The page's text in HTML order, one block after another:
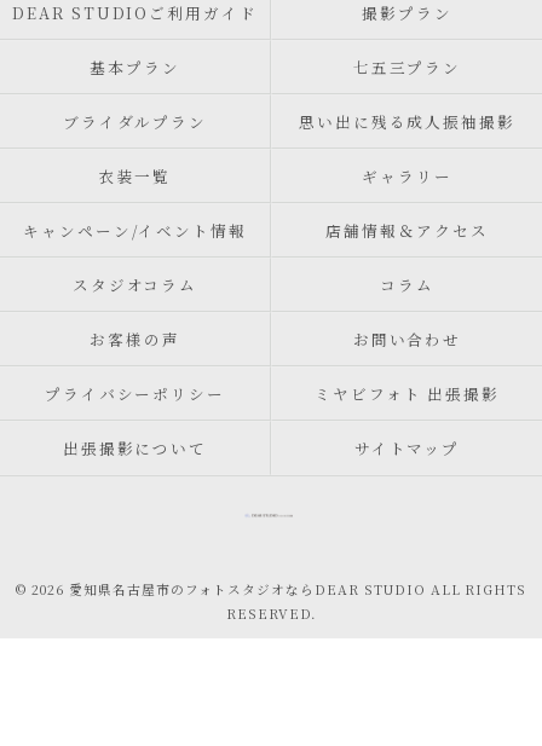
DEAR STUDIOご利用ガイド 撮影プラン
基本プラン 七五三プラン
ブライダルプラン 思い出に残る成人振袖撮影
衣装一覧 ギャラリー
キャンペーン/イベント情報 店舗情報＆アクセス
スタジオコラム コラム
お客様の声 お問い合わせ
プライバシーポリシー ミヤビフォト 出張撮影
出張撮影について サイトマップ
© 2026 愛知県名古屋市のフォトスタジオならDEAR STUDIO ALL RIGHTS
RESERVED.